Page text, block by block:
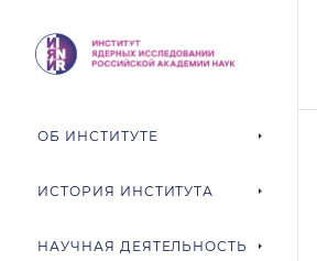
ОБ ИНСТИТУТЕ
ИСТОРИЯ ИНСТИТУТА
НАУЧНАЯ ДЕЯТЕЛЬНОСТЬ